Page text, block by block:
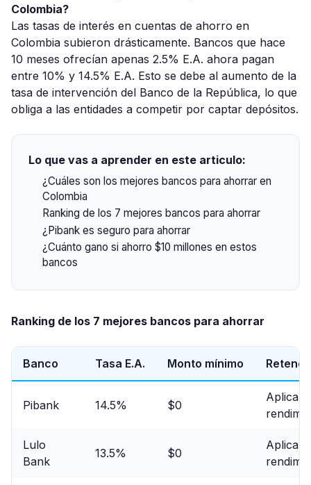
Colombia?
Las tasas de interés en cuentas de ahorro en
Colombia subieron drásticamente. Bancos que hace
10 meses ofrecían apenas 2.5% E.A. ahora pagan
entre 10% y 14.5% E.A. Esto se debe al aumento de la
tasa de intervención del Banco de la República, lo que
obliga a las entidades a competir por captar depósitos.
Lo que vas a aprender en este articulo:
¿Cuáles son los mejores bancos para ahorrar en
Colombia
Ranking de los 7 mejores bancos para ahorrar
¿Pibank es seguro para ahorrar
¿Cuánto gano si ahorro $10 millones en estos
bancos
Ranking de los 7 mejores bancos para ahorrar
Banco Tasa E.A. Monto mínimo
Pibank 14.5% $0
Aplica
Lulo
Bank
13.5% $0
Aplica